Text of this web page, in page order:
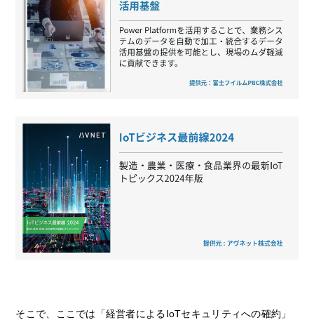
そこで、ここでは「経営者によるIoTセキュリティへの確約」